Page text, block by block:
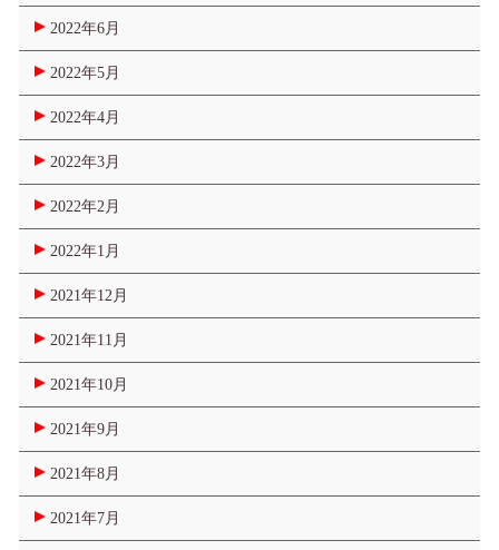
2022年6月
2022年5月
2022年4月
2022年3月
2022年2月
2022年1月
2021年12月
2021年11月
2021年10月
2021年9月
2021年8月
2021年7月